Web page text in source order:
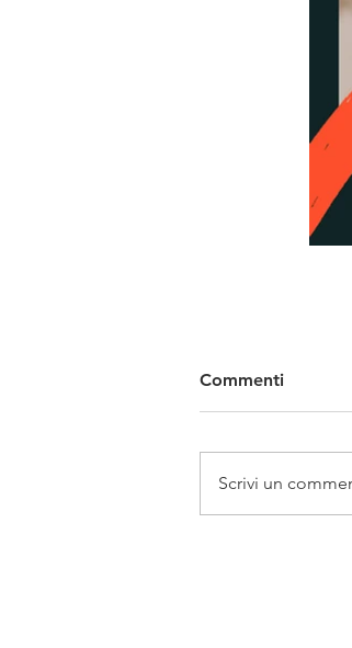
Commenti
Scrivi un